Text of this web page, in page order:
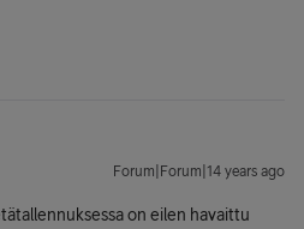
Forum|Forum|14 years ago
on eilen havaittu